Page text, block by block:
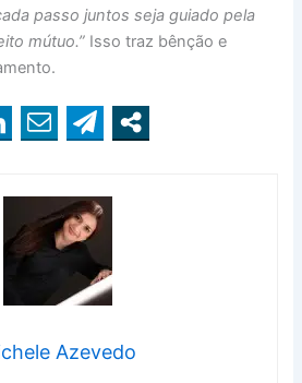
passo juntos seja guiado pela
mútuo.” Isso traz bênção e
Azevedo